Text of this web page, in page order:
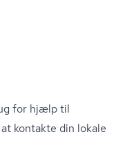
for hjælp til
kontakte din lokale